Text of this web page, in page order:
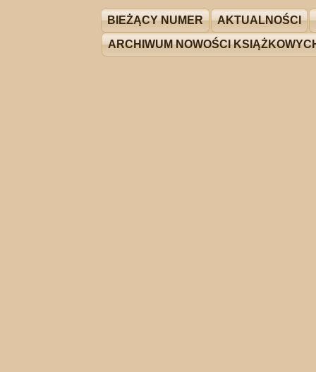
BIEŻĄCY NUMER AKTUALNOŚCI
ARCHIWUM NOWOŚCI